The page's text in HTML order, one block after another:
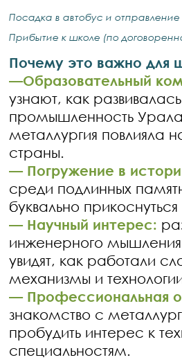
Посадка в автобус и отправление
Прибытие к школе (по
Почему это важно для
—Образовательный
узнают, как развивалась
промышленность
металлургия повлияла
страны.
— Погружение в
среди подлинных
буквально
— Научный интерес:
инженерного мышления
увидят, как работали
механизмы и
— Профессиональная
знакомство с
пробудить интерес к
специальностям.